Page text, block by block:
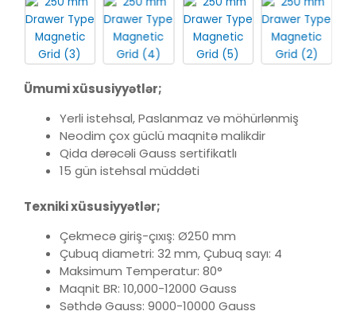
Ümumi xüsusiyyətlər;
Yerli istehsal, Paslanmaz və möhürlənmiş
Neodim çox güclü maqnitə malikdir
Qida dərəcəli Gauss sertifikatlı
15 gün istehsal müddəti
Texniki xüsusiyyətlər;
Çekmecə giriş-çıxış: Ø250 mm
Çubuq diametri: 32 mm, Çubuq sayı: 4
Maksimum Temperatur: 80°
Maqnit BR: 10,000-12000 Gauss
Səthdə Gauss: 9000-10000 Gauss